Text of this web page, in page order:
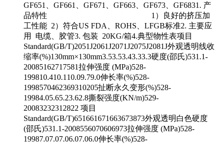
GF651、GF661、GF671、GF663、GF673、GF6831. 产
品特性 1）良好的挤压加
工性能 2）符合US FDA、ROHS、LFGB标准2. 主要应
用 电缆、胶管3. 包装 20KG/箱4.典型物性表项目
Standard(GB/T)2051J2061J2071J2075J2081J外观透明线收
缩率(%)130mm×130mm3.53.53.43.33.3硬度(邵氏)531.1-
20085162717581拉伸强度 (MPa)528-
199810.410.110.09.79.0伸长率(%)528-
1998570462369310205扯断永久变形(%)528-
19984.05.65.23.62.8撕裂强度(KN/m)529-
20083232312822 项目
Standard(GB/T)651661671663673873外观透明白色硬度
(邵氏)531.1-2008556070606973拉伸强度 (MPa)528-
19987.07.07.06.07.06.0伸长率(%)528-